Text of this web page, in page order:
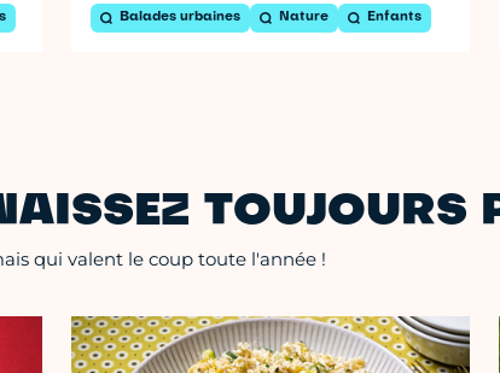
Balades urbaines Nature Enfants
TOUJOURS
qui valent le coup toute l'année !